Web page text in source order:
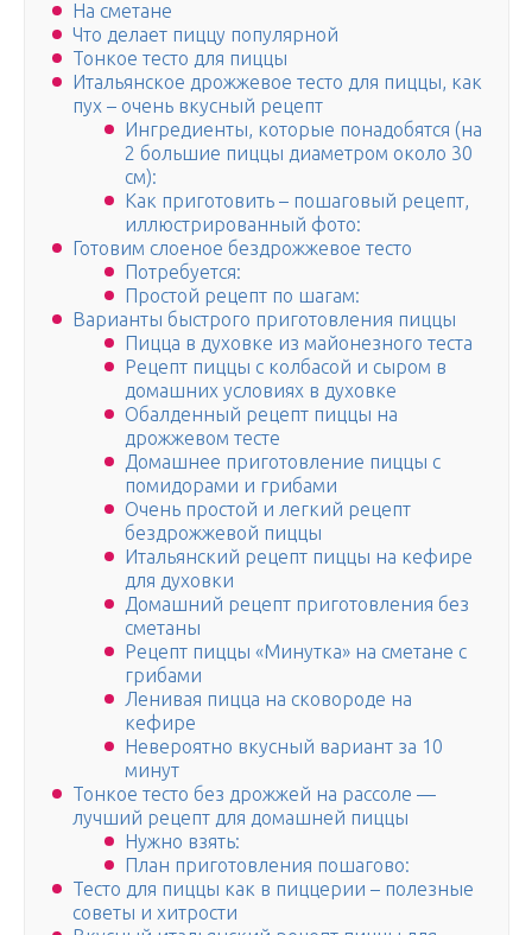
На сметане
Что делает пиццу популярной
Тонкое тесто для пиццы
Итальянское дрожжевое тесто для пиццы, как
пух – очень вкусный рецепт
Ингредиенты, которые понадобятся (на
2 большие пиццы диаметром около 30
см):
Как приготовить – пошаговый рецепт,
иллюстрированный фото:
Готовим слоеное бездрожжевое тесто
Потребуется:
Простой рецепт по шагам:
Варианты быстрого приготовления пиццы
Пицца в духовке из майонезного теста
Рецепт пиццы с колбасой и сыром в
домашних условиях в духовке
Обалденный рецепт пиццы на
дрожжевом тесте
Домашнее приготовление пиццы с
помидорами и грибами
Очень простой и легкий рецепт
бездрожжевой пиццы
Итальянский рецепт пиццы на кефире
для духовки
Домашний рецепт приготовления без
сметаны
Рецепт пиццы «Минутка» на сметане с
грибами
Ленивая пицца на сковороде на
кефире
Невероятно вкусный вариант за 10
минут
Тонкое тесто без дрожжей на рассоле —
лучший рецепт для домашней пиццы
Нужно взять:
План приготовления пошагово:
Тесто для пиццы как в пиццерии – полезные
советы и хитрости